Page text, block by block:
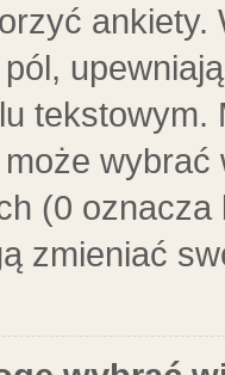
ankiety.
(0
zmieniać